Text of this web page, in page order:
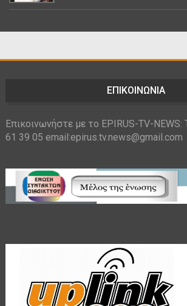
ΕΠΙΚΟΙΝΩΝΙΑ
Επικοινωνήστε με το EPIRUS-TV-
61 39 05 email:epirus.tv.news@gmail.com